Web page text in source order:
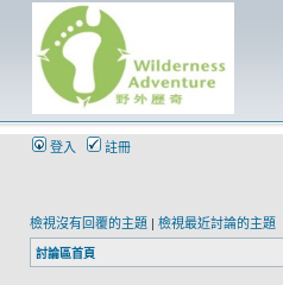
登入 註冊
檢視沒有回覆的主題 | 檢視最近討論的主題
討論區首頁